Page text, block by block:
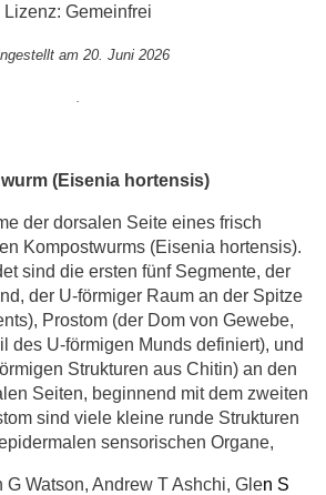
Lizenz: Gemeinfrei
am 20. Juni 2026
(Eisenia hortensis)
der dorsalen Seite eines frisch
Kompostwurms (Eisenia hortensis).
sind die ersten fünf Segmente, der
der U-förmiger Raum an der Spitze
Prostom (der Dom von Gewebe,
des U-förmigen Munds definiert), und
Strukturen aus Chitin) an den
Seiten, beginnend mit dem zweiten
sind viele kleine runde Strukturen
sensorischen Organe,
G Watson, Andrew T Ashchi, Glen S